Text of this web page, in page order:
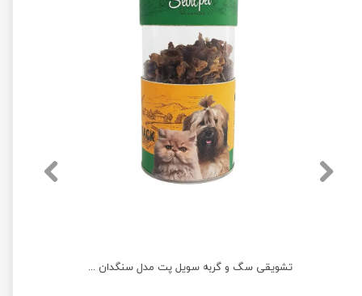
تشویقی سگ و گربه سویل پت مدل سنگدان مرغ وزن 80 گرم